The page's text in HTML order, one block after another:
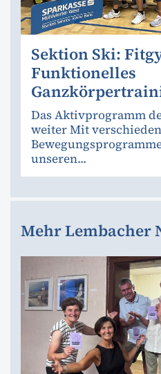
Sektion Ski:
Funktionelles
Das Aktivprogramm
weiter Mit
unseren...
Mehr Lembacher